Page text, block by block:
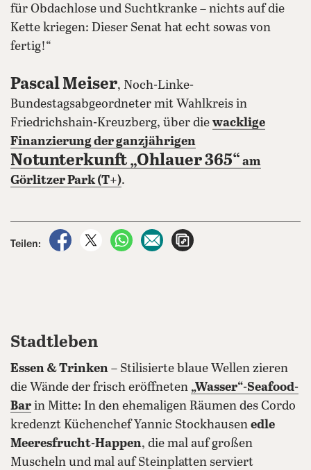
für Obdachlose und Suchtkranke – nichts auf die
Kette kriegen: Dieser Senat hat echt sowas von
fertig!“
Pascal Meiser, Noch-Linke-
Bundestagsabgeordneter mit Wahlkreis in
Friedrichshain-Kreuzberg, über die wacklige
Finanzierung der ganzjährigen
Notunterkunft „Ohlauer 365“ am
Görlitzer Park (T+).
Teilen:
auf Facebook teilen
auf X teilenper WhatsApp teilen
per E-Mail teilen
Stadtleben
Essen & Trinken – Stilisierte blaue Wellen zieren
die Wände der frisch eröffneten „Wasser“-Seafood-
Bar in Mitte: In den ehemaligen Räumen des Cordo
kredenzt Küchenchef Yannic Stockhausen edle
Meeresfrucht-Happen, die mal auf großen
Muscheln und mal auf Steinplatten serviert